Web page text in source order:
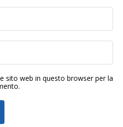
sito web in questo browser per la